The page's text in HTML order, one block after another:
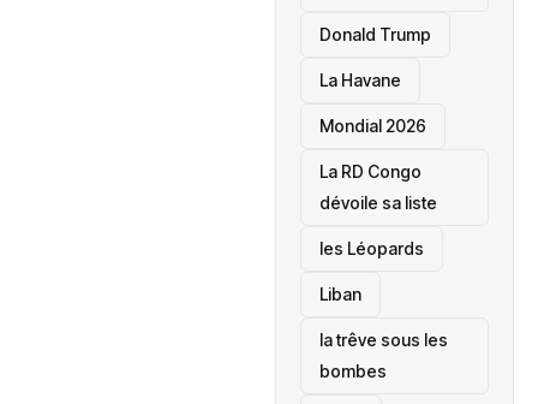
Donald Trump
La Havane
Mondial 2026
La RD Congo
dévoile sa liste
les Léopards
‎Liban
la trêve sous les
bombes